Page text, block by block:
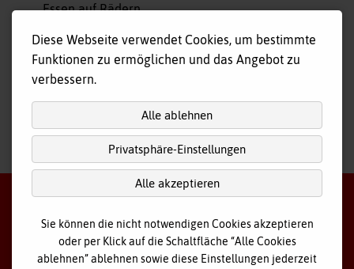
Essen auf Rädern
Tagespflege
Hausnotruf
nach oben
2026 Bayerisches Rotes Kreuz - Kreisverband Ostallgäu
Diese Webseite verwendet Cookies, um bestimmte
Funktionen zu ermöglichen und das Angebot zu
verbessern.
Alle ablehnen
Privatsphäre-Einstellungen
Alle akzeptieren
Sie können die nicht notwendigen Cookies akzeptieren
oder per Klick auf die Schaltfläche “Alle Cookies
ablehnen” ablehnen sowie diese Einstellungen jederzeit